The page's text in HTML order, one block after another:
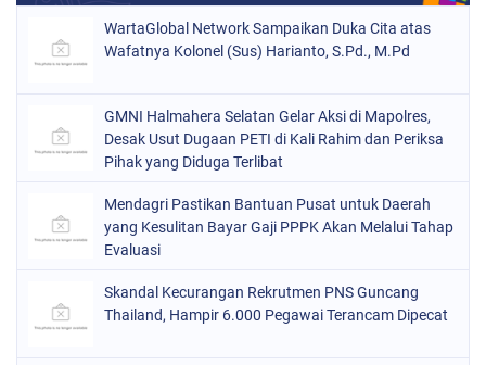
WartaGlobal Network Sampaikan Duka Cita atas
Wafatnya Kolonel (Sus) Harianto, S.Pd., M.Pd
GMNI Halmahera Selatan Gelar Aksi di Mapolres,
Desak Usut Dugaan PETI di Kali Rahim dan Periksa
Pihak yang Diduga Terlibat
Mendagri Pastikan Bantuan Pusat untuk Daerah
yang Kesulitan Bayar Gaji PPPK Akan Melalui Tahap
Evaluasi
Skandal Kecurangan Rekrutmen PNS Guncang
Thailand, Hampir 6.000 Pegawai Terancam Dipecat